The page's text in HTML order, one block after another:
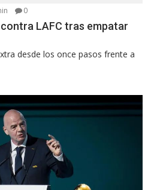
0
LAFC tras empatar
desde los once pasos frente a